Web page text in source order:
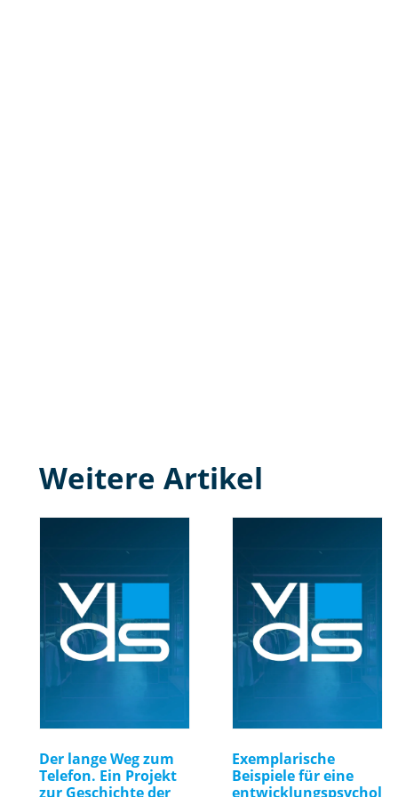
Weitere Artikel
Der lange Weg zum
Telefon. Ein Projekt
zur Geschichte der
Exemplarische
Beispiele für eine
entwicklungspsychol